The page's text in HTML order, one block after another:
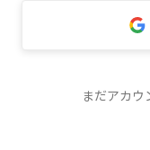
まだアカウ